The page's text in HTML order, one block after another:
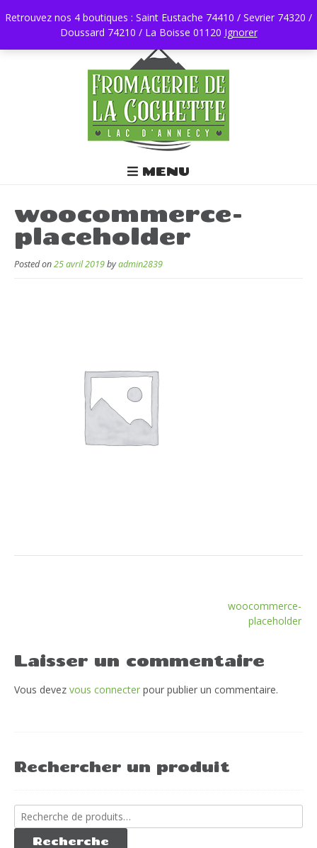
Retrouvez nos 4 boutiques : Saint Eustache 74410 / Sevrier 74320 /
Doussard 74210 / La Boisse 01120 Ignorer
0450196403
MENU
woocommerce-
placeholder
Posted on25 avril 2019byadmin2839
woocommerce-
placeholder
Laisser un commentaire
Vous devez vous connecter pour publier un commentaire.
Rechercher un produit
Recherche
pour :
Recherche